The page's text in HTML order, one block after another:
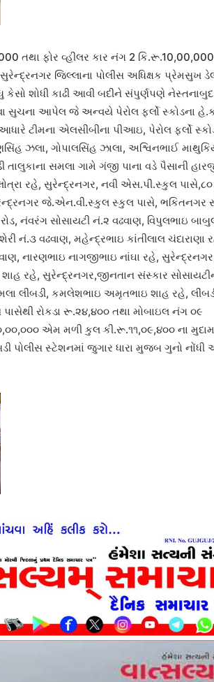
તથા ફોર વ્હીલર કાર નંગ 2
જિલ્લાના પોલીસ અધિક્ષક પ્રેમસુખ
શોધી કાઢી આવી બદીને સંપુર્ણપણે નેસ્તનાબુદ
સુચના આપેલ જે અન્વયે પેરોલ ફર્લો સ્કોડના
ટીમના એલસીબીના પીઆઇ, પેરોલ ફર્લો
ગોપાલસિંહ ઝાલા, અશ્વિનભાઈ
સમલા ગામે ગંજી પાના વડે પૈસાની
રહે, સુરેન્દ્રનગર, નવી એસ.પી.સ્કુલ પાસે,૮૦
જે.એન.વી.સ્કુલ સ્કુલ પાસે, ભકિતનગર
નંવરંગ સોસાયટી નં.૨ વઢવાણ, વિપુલભાઇ
નં.૩ વઢવાણ, મહેન્દ્રભાઇ કાંતીલાલ ચંદારાણા
નારણભાઇ નાગજીભાઇ નાંઘા રહે,
રહે, સુરેન્દ્રનગર,જીનતાન સંસ્કાર
લીંબડી, કમલેશભાઇ અમૃતભાઇ શાહ રહે,
રોકડા રૂ.૨૪,૪૦૦ તથા મોબાઇલ નંગ ૦૯
એમ મળી કુલ કી.રૂ.૧૧,૦૯,૪૦૦ ના
પોલીસ સ્ટેશનમાં જુગાર ધારા મુજબ ગુનો